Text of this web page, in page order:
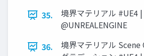
35.
境界マテリアル #UE4 |
@UNREALENGINE
36.
境界マテリアル